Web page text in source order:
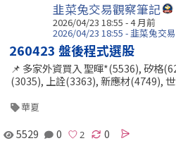
韭菜兔交易觀察筆記
2026/04/23 18:55 - 4 月前
2026/04/23 18:55 - 韭菜兔交
260423 盤後程式選股
📌 多家外資買入 聖暉*(5536), 矽格
(3035), 上詮(3363), 新應材(4749),
華夏
5529 0 0